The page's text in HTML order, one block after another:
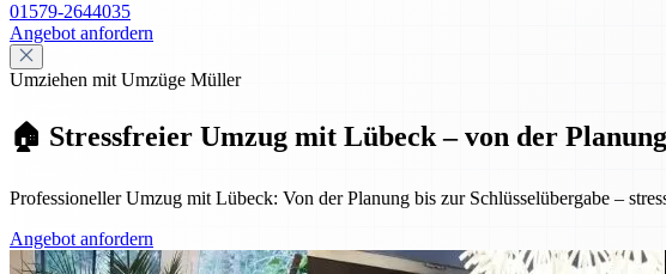
01579-2644035
Angebot anfordern
Umziehen mit Umzüge Müller
🏠 Stressfreier Umzug mit Lübeck – von der
Professioneller Umzug mit Lübeck: Von der Planung bis zur Schlüsselübergabe –
Angebot anfordern